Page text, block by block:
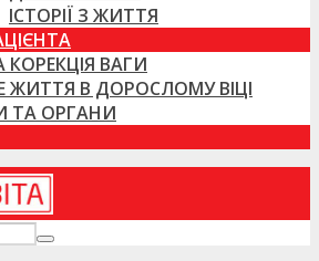
ІСТОРІЇ З ЖИТТЯ
КОРЕКЦІЯ ВАГИ
ЖИТТЯ В ДОРОСЛОМУ ВІЦІ
ТА ОРГАНИ